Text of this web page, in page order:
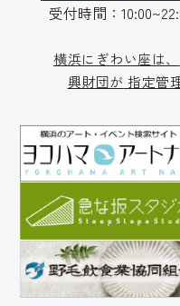
受付時間：
横浜にぎわい座は、
興財団が 指定管